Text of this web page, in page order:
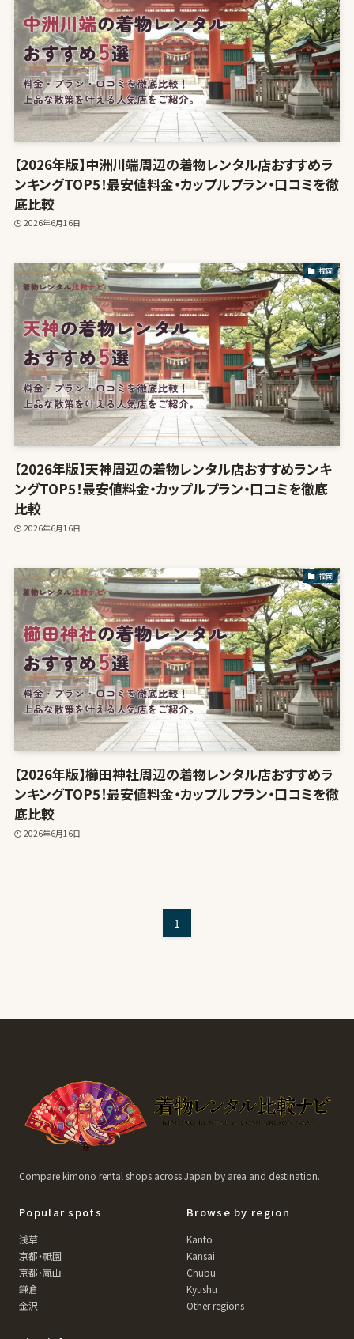
【2026年版】中洲川端周辺の着物レンタル店おすすめラ
ンキングTOP5！最安値料金・カップルプラン・口コミを徹
底比較
2026年6月16日
福岡
【2026年版】天神周辺の着物レンタル店おすすめランキ
ングTOP5！最安値料金・カップルプラン・口コミを徹底
比較
2026年6月16日
福岡
【2026年版】櫛田神社周辺の着物レンタル店おすすめラ
ンキングTOP5！最安値料金・カップルプラン・口コミを徹
底比較
2026年6月16日
1
Compare kimono rental shops across Japan by area and destination.
Popular spots
浅草
京都・祇園
京都・嵐山
鎌倉
金沢
Browse by region
Kanto
Kansai
Chubu
Kyushu
Other regions